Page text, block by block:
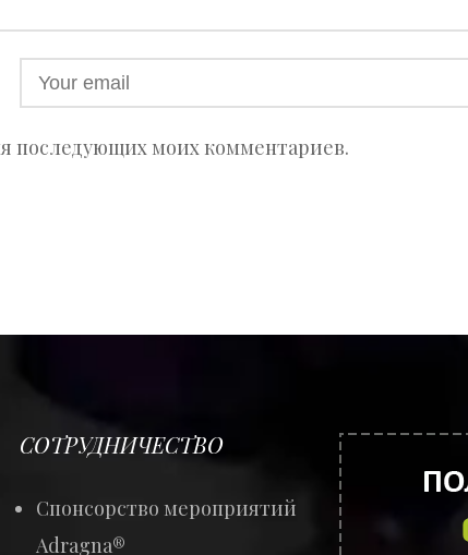
последующих моих комментариев.
СОТРУДНИЧЕСТВО
Спонсорство мероприятий
Adragna®